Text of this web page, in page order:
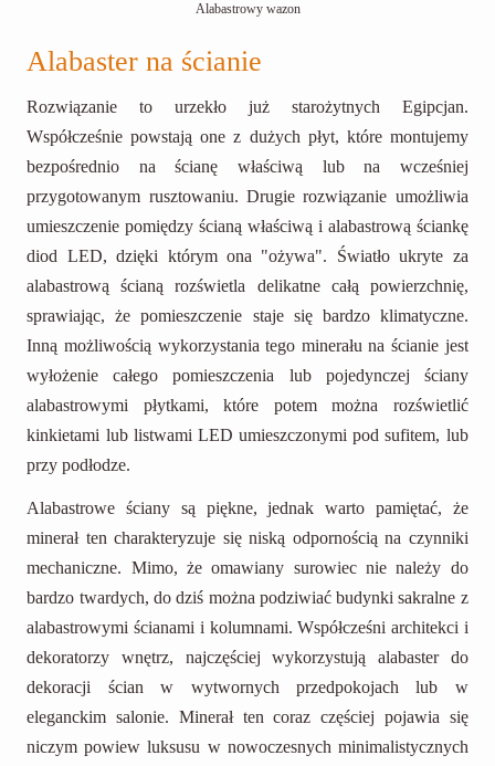
Alabastrowy wazon
Alabaster na ścianie
Rozwiązanie to urzekło już starożytnych Egipcjan.
Współcześnie powstają one z dużych płyt, które montujemy
bezpośrednio na ścianę właściwą lub na wcześniej
przygotowanym rusztowaniu. Drugie rozwiązanie umożliwia
umieszczenie pomiędzy ścianą właściwą i alabastrową ściankę
diod LED, dzięki którym ona "ożywa". Światło ukryte za
alabastrową ścianą rozświetla delikatne całą powierzchnię,
sprawiając, że pomieszczenie staje się bardzo klimatyczne.
Inną możliwością wykorzystania tego minerału na ścianie jest
wyłożenie całego pomieszczenia lub pojedynczej ściany
alabastrowymi płytkami, które potem można rozświetlić
kinkietami lub listwami LED umieszczonymi pod sufitem, lub
przy podłodze.
Alabastrowe ściany są piękne, jednak warto pamiętać, że
minerał ten charakteryzuje się niską odpornością na czynniki
mechaniczne. Mimo, że omawiany surowiec nie należy do
bardzo twardych, do dziś można podziwiać budynki sakralne z
alabastrowymi ścianami i kolumnami. Współcześni architekci i
dekoratorzy wnętrz, najczęściej wykorzystują alabaster do
dekoracji ścian w wytwornych przedpokojach lub w
eleganckim salonie. Minerał ten coraz częściej pojawia się
niczym powiew luksusu w nowoczesnych minimalistycznych